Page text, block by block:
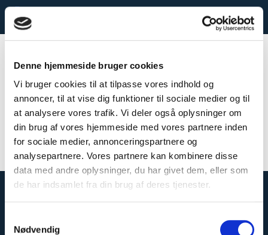
Denne hjemmeside bruger cookies
Vi bruger cookies til at tilpasse vores indhold og
annoncer, til at vise dig funktioner til sociale medier og til
at analysere vores trafik. Vi deler også oplysninger om
din brug af vores hjemmeside med vores partnere inden
for sociale medier, annonceringspartnere og
analysepartnere. Vores partnere kan kombinere disse
data med andre oplysninger, du har givet dem, eller som
de har indsamlet fra din brug af deres tjenester.
Nødvendig
menu MENU
Aktiviteter